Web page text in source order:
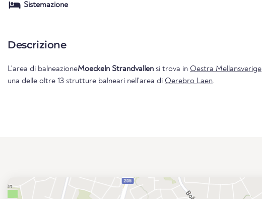
Sistemazione
Descrizione
L'area di balneazioneMoeckeln Strandvallen si trova in Oestra Mellansverige
una delle oltre 13 strutture balneari nell'area di Oerebro Laen.